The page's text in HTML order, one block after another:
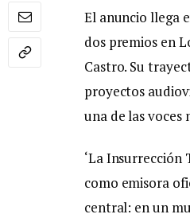
El anuncio llega
dos premios en
Castro. Su
proyectos
una de las voces
‘La Insurrección
como emisora
central: en un